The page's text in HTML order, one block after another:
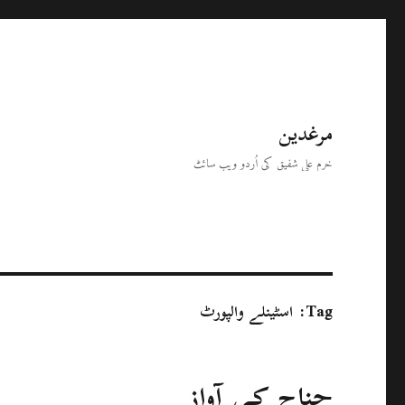
مرغدین
خرم علی شفیق کی اُردو ویب سائٹ
Tag: اسٹینلے والپورٹ